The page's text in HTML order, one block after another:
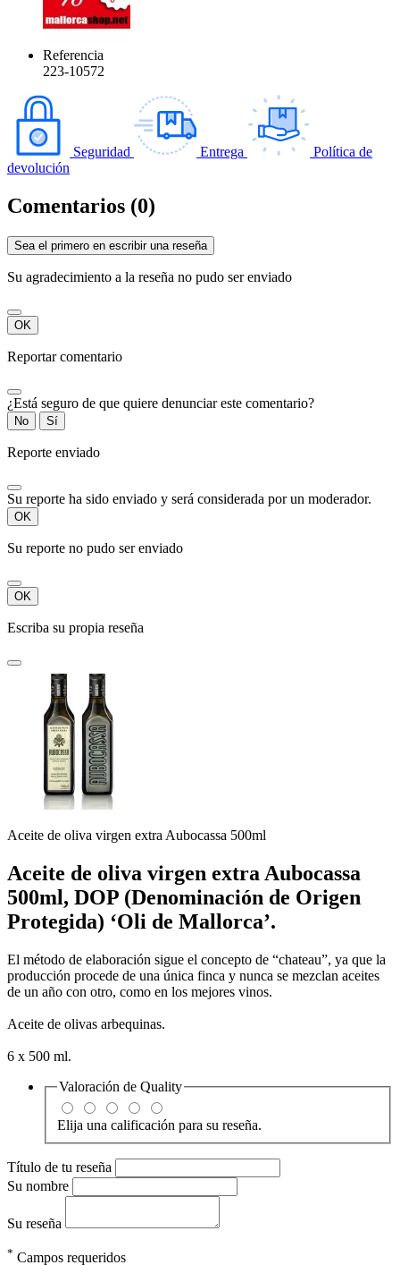
Referencia
223-10572
Seguridad Entrega
Política de
devolución
Comentarios (0)
Sea el primero en escribir una reseña
Su agradecimiento a la reseña no pudo ser enviado
OK
Reportar comentario
¿Está seguro de que quiere denunciar este comentario?
No Sí
Reporte enviado
Su reporte ha sido enviado y será considerada por un moderador.
OK
Su reporte no pudo ser enviado
OK
Escriba su propia reseña
Aceite de oliva virgen extra Aubocassa 500ml
Aceite de oliva virgen extra Aubocassa
500ml, DOP (Denominación de Origen
Protegida) ‘Oli de Mallorca’.
El método de elaboración sigue el concepto de “chateau”, ya que la
producción procede de una única finca y nunca se mezclan aceites
de un año con otro, como en los mejores vinos.
Aceite de olivas arbequinas.
6 x 500 ml.
Valoración de Quality
Elija una calificación para su reseña.
Título de tu reseña
Su nombre
Su reseña
* Campos requeridos